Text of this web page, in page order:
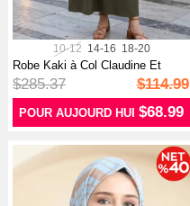
10-12 14-16 18-20
Robe Kaki à Col Claudine Et
Ceintur...
$285.37 $114.99
POUR AUJOURD HUI$68.99